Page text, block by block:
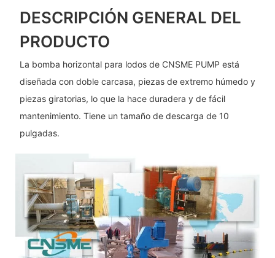
DESCRIPCIÓN GENERAL DEL
PRODUCTO
La bomba horizontal para lodos de CNSME PUMP está
diseñada con doble carcasa, piezas de extremo húmedo y
piezas giratorias, lo que la hace duradera y de fácil
mantenimiento. Tiene un tamaño de descarga de 10
pulgadas.